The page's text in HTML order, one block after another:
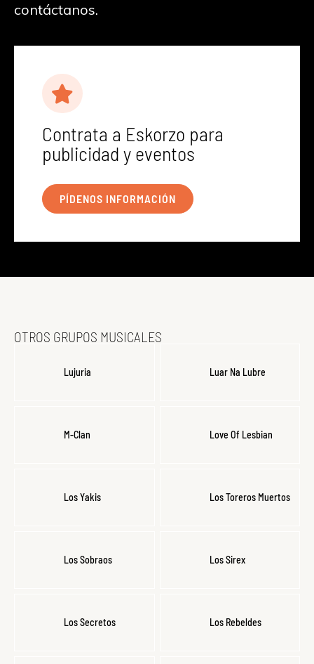
contáctanos.
Contrata a Eskorzo para
publicidad y eventos
PÍDENOS INFORMACIÓN
OTROS GRUPOS MUSICALES
Lujuria Luar Na Lubre
M-Clan Love Of Lesbian
Los Yakis Los Toreros Muertos
Los Sobraos Los Sirex
Los Secretos Los Rebeldes